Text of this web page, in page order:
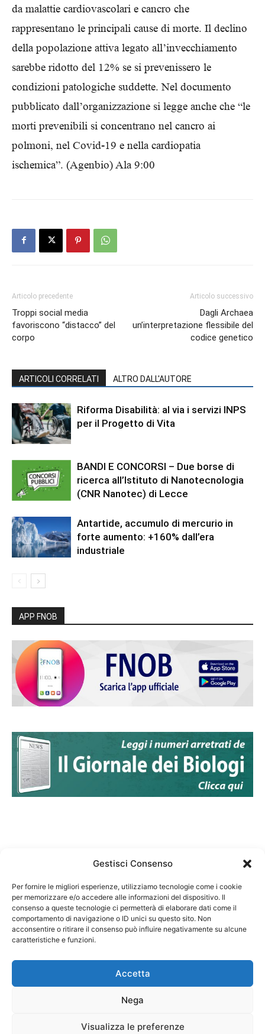
Gestisci Consenso
Per fornire le migliori esperienze, utilizziamo tecnologie come i cookie
per memorizzare e/o accedere alle informazioni del dispositivo. Il
consenso a queste tecnologie ci permetterà di elaborare dati come il
comportamento di navigazione o ID unici su questo sito. Non
acconsentire o ritirare il consenso può influire negativamente su alcune
caratteristiche e funzioni.
Accetta
Nega
Visualizza le preferenze
da malattie cardiovascolari e cancro che
rappresentano le principali cause di morte. Il declino
della popolazione attiva legato all’invecchiamento
sarebbe ridotto del 12% se si prevenissero le
condizioni patologiche suddette. Nel documento
pubblicato dall’organizzazione si legge anche che “le
morti prevenibili si concentrano nel cancro ai
polmoni, nel Covid-19 e nella cardiopatia
ischemica”. (Agenbio) Ala 9:00
Articolo precedente
Troppi social media
favoriscono “distacco” del
corpo
Articolo successivo
Dagli Archaea
un’interpretazione flessibile del
codice genetico
ARTICOLI CORRELATI ALTRO DALL'AUTORE
Riforma Disabilità: al via i servizi INPS
per il Progetto di Vita
BANDI E CONCORSI – Due borse di
ricerca all’Istituto di Nanotecnologia
(CNR Nanotec) di Lecce
Antartide, accumulo di mercurio in
forte aumento: +160% dall’era
industriale
APP FNOB
Federazione Nazionale Degli Ordini dei Biologi:
codice fiscale 80069130583
Responsabile sito internet www.fnob.it:
Privacy Policy Cookie Policy